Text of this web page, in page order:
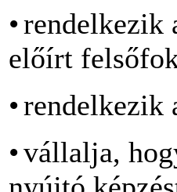
•rendelkezik
előírt
•rendelkezik
•vállalja,